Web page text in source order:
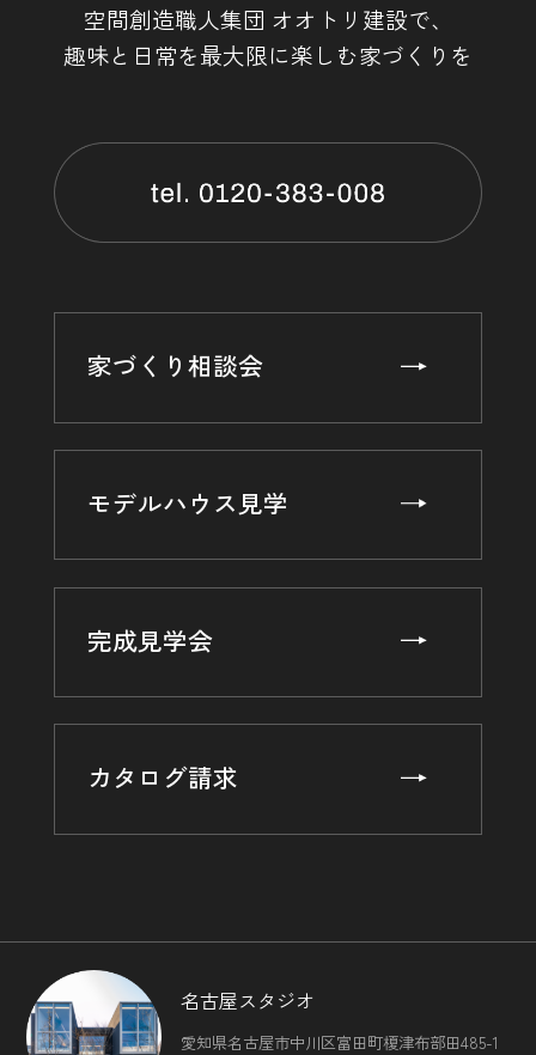
空間創造職人集団 オオトリ建設で、
趣味と日常を最大限に楽しむ家づくりを
家づくり相談会
モデルハウス見学
完成見学会
カタログ請求
名古屋スタジオ
愛知県名古屋市中川区富田町榎津布部田485-1